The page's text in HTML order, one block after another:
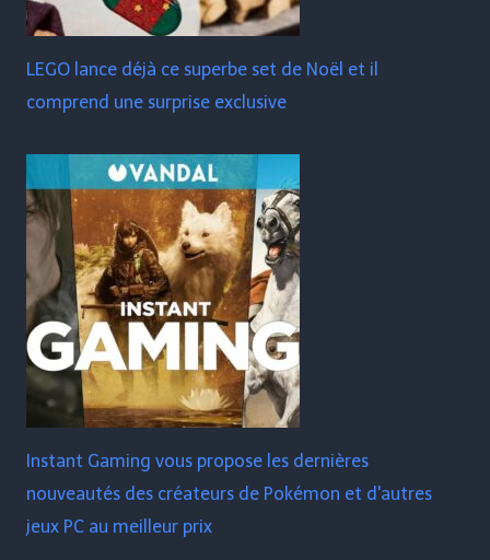
LEGO lance déjà ce superbe set de Noël et il
comprend une surprise exclusive
Instant Gaming vous propose les dernières
nouveautés des créateurs de Pokémon et d'autres
jeux PC au meilleur prix